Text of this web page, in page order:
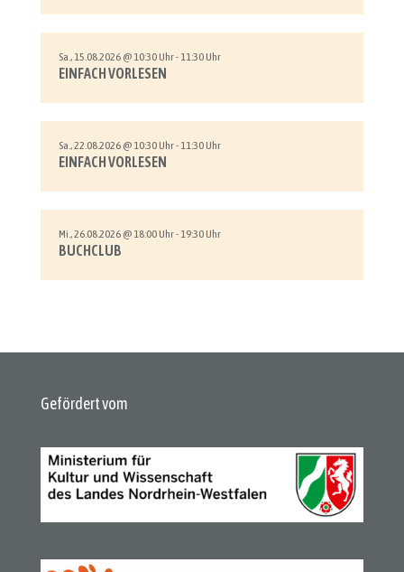
Sa., 15.08.2026 @ 10:30 Uhr - 11:30 Uhr
EINFACH VORLESEN
Sa., 22.08.2026 @ 10:30 Uhr - 11:30 Uhr
EINFACH VORLESEN
Mi., 26.08.2026 @ 18:00 Uhr - 19:30 Uhr
BUCHCLUB
Gefördert vom